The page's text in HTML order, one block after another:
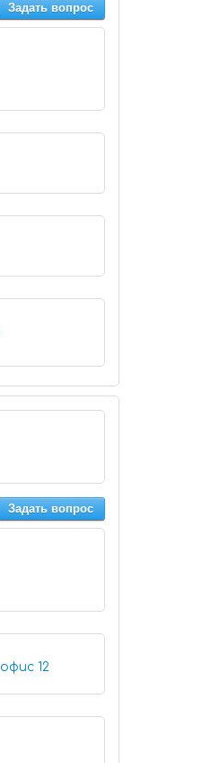
Задать вопрос
Задать вопрос
Иркутск, Советская улица, 58 (Октябрьский район) офис 12